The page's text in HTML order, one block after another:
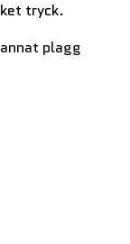
tryck.
plagg